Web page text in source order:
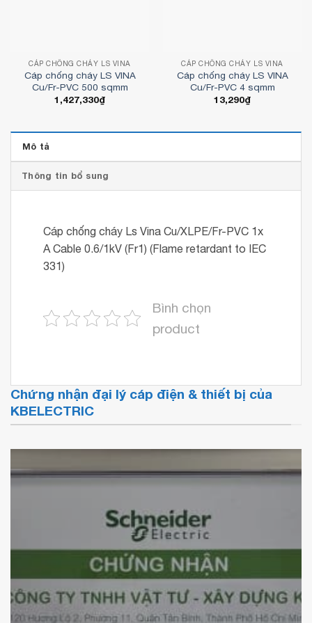
CÁP CHỐNG CHÁY LS VINA
Cáp chống cháy LS VINA
Cu/Fr-PVC 500 sqmm
1,427,330₫
CÁP CHỐNG CHÁY LS VINA
Cáp chống cháy LS VINA
Cu/Fr-PVC 4 sqmm
13,290₫
Mô tả
Thông tin bổ sung
Cáp chống cháy Ls Vina Cu/XLPE/Fr-PVC 1x
A Cable 0.6/1kV (Fr1) (Flame retardant to IEC
331)
Bình chọn
product
Chứng nhận đại lý cáp điện & thiết bị của
KBELECTRIC